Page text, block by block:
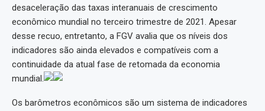
desaceleração das taxas interanuais de crescimento
econômico mundial no terceiro trimestre de 2021. Apesar
desse recuo, entretanto, a FGV avalia que os níveis dos
indicadores são ainda elevados e compatíveis com a
continuidade da atual fase de retomada da economia
mundial.
Os barômetros econômicos são um sistema de indicadores